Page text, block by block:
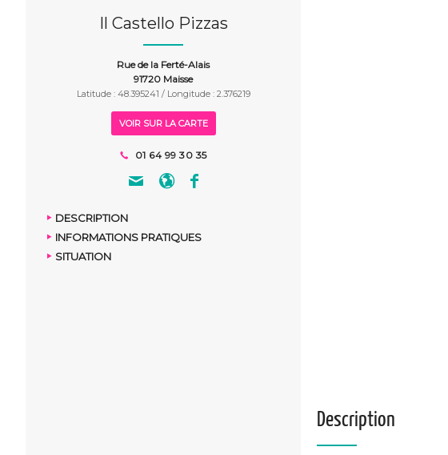
Il Castello Pizzas
Rue de la Ferté-Alais
91720 Maisse
Latitude : 48.395241 / Longitude : 2.376219
VOIR SUR LA CARTE
01 64 99 30 35
DESCRIPTION
INFORMATIONS PRATIQUES
SITUATION
Description